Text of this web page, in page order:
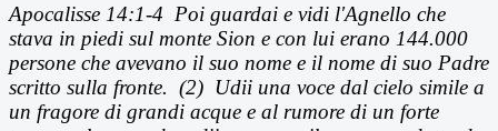
Apocalisse 14:1-4 Poi guardai e vidi l'Agnello che
stava in piedi sul monte Sion e con lui erano 144.000
persone che avevano il suo nome e il nome di suo Padre
scritto sulla fronte. (2) Udii una voce dal cielo simile a
un fragore di grandi acque e al rumore di un forte